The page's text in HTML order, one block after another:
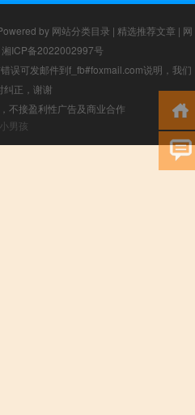
by 网站分类目录 | 精选推荐文章 | 网
湘ICP备2022002997号
误可发邮件到f_fb#foxmail.com说明，我们
纠正，谢谢
不接盈利性广告及商业合作
小男孩